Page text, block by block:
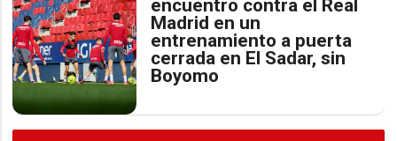
encuentro contra el Real
Madrid en un
entrenamiento a puerta
cerrada en El Sadar, sin
Boyomo